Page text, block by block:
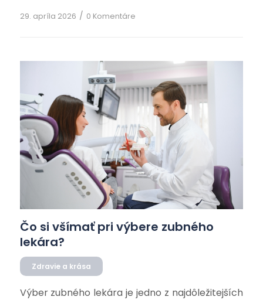
paniku, ktorá ich vedie k dlhodobému
odkladaniu návštevy. Výsledkom potom býva
29. apríla 2026 / 0 Komentáre
Zdravie a krása
Čo si všímať pri výbere zubného
lekára?
Výber zubného lekára je jedno z najdôležitejších